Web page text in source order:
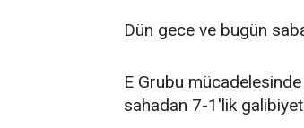
Dün gece ve bugün
E Grubu
sahadan 7-1'lik